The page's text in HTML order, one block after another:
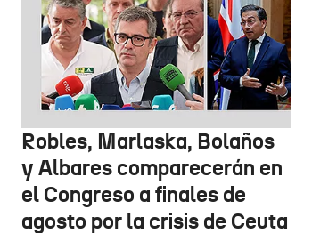
Robles, Marlaska, Bolaños
y Albares comparecerán en
el Congreso a finales de
agosto por la crisis de Ceuta